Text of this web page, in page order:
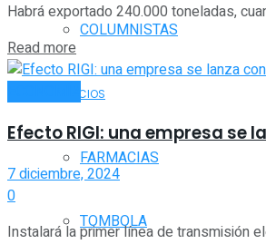
COLUMNISTAS
SERVICIOS
FARMACIAS
TOMBOLA
Habrá exportado 240.000 toneladas,
Read more
Efecto RIGI: una empresa
7 diciembre, 2024
0
Instalará la primer línea de transmisión